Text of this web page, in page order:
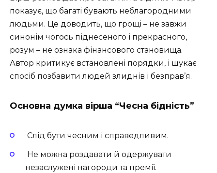
показує, що багаті бувають неблагородними
людьми. Це доводить, що грощі – не завжи
синонім чогось піднесеного і прекрасного,
розум – не ознака фінансового становища.
Автор критикує встановлені порядки, і шукає
спосіб позбавити людей злиднів і безправ’я.
Основна думка вірша “Чесна бідність”
Слід бути чесним і справедливим.
Не можна роздавати й одержувати
незаслужені нагороди та премії.